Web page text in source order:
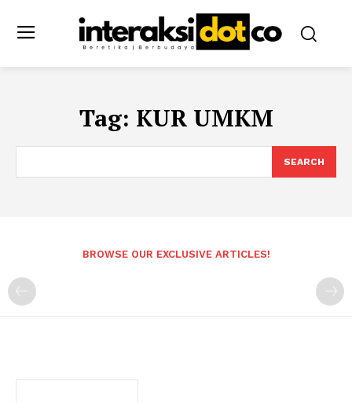
Tag: KUR UMKM
SEARCH
BROWSE OUR EXCLUSIVE ARTICLES!